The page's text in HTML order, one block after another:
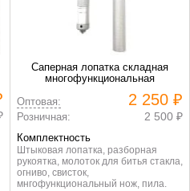
Саперная лопатка складная
многофункциональная
Оптовая:
2 250 ₽
Розничная: 2 500 ₽
Комплектность
Штыковая лопатка, разборная
рукоятка, молоток для битья стакла,
огниво, свисток,
мнгофункциональный нож, пила.